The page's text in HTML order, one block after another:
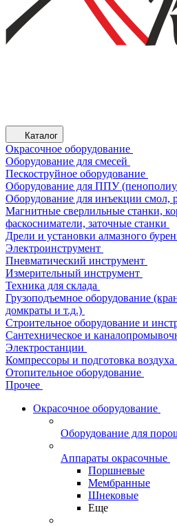
Каталог
Окрасочное оборудование
Оборудование для смесей
Пескоструйное оборудование
Оборудование для ППУ
Оборудование для инъекции смол,
Магнитные сверлильные станки,
фаскосниматели, заточные станки
Дрели и установки алмазного
Электроинструмент
Пневматический инструмент
Измерительный инструмент
Техника для склада
Грузоподъемное оборудование
домкраты и т.д.)
Строительное оборудование и
Сантехническое и
Электростанции
Компрессоры и подготовка воздуха
Отопительное оборудование
Прочее
Окрасочное оборудование
Оборудование для
Аппараты окрасочные
Поршневые
Мембранные
Шнековые
Еще